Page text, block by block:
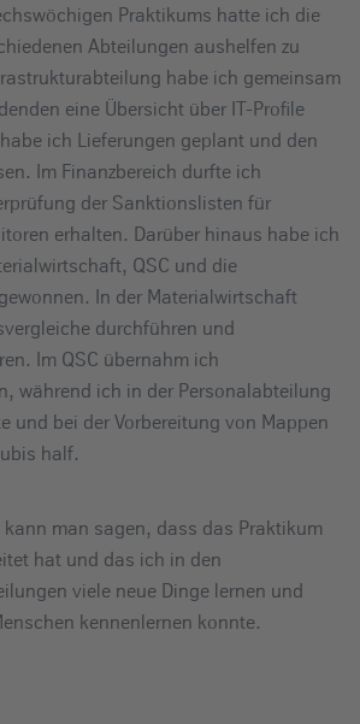
Praktikums hatte ich die
Abteilungen aushelfen zu
habe ich gemeinsam
eine Übersicht über IT-Profile
ich Lieferungen geplant und den
Im Finanzbereich durfte ich
der Sanktionslisten für
erhalten. Darüber hinaus habe ich
QSC und die
In der Materialwirtschaft
durchführen und
Im QSC übernahm ich
während ich in der Personalabteilung
und bei der Vorbereitung von Mappen
half.
man sagen, dass das Praktikum
hat und das ich in den
viele neue Dinge lernen und
kennenlernen konnte.